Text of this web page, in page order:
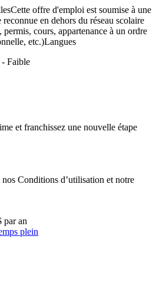
offre d'emploi est soumise à une
en dehors du réseau scolaire
cours, appartenance à un ordre
etc.)Langues
- Faible
et franchissez une nouvelle étape
Conditions d’utilisation et notre
par an
plein